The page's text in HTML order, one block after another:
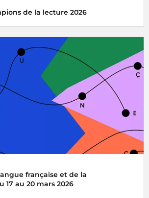
de la lecture 2026
de la 14e édition du grand jeu
à voix haute pour les enfants de CM1
française et de la
17 au 20 mars 2026